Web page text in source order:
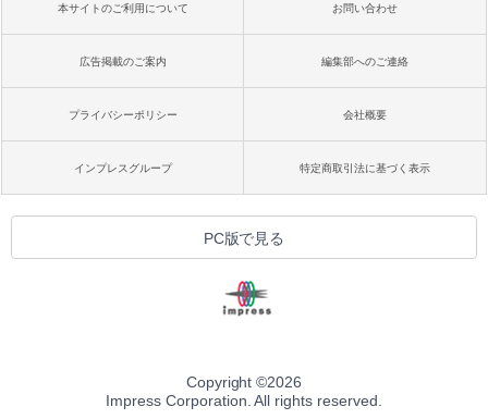
本サイトのご利用について お問い合わせ
広告掲載のご案内 編集部へのご連絡
プライバシーポリシー 会社概要
インプレスグループ 特定商取引法に基づく表示
PC版で見る
Copyright ©2026
Impress Corporation. All rights reserved.